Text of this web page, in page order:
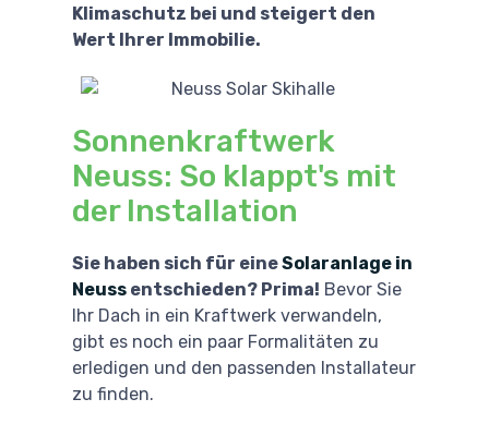
Klimaschutz bei und steigert den
Wert Ihrer Immobilie.
Sonnenkraftwerk
Neuss: So klappt's mit
der Installation
Sie haben sich für eineSolaranlage in
Neuss entschieden? Prima! Bevor Sie
Ihr Dach in ein Kraftwerk verwandeln,
gibt es noch ein paar Formalitäten zu
erledigen und den passenden Installateur
zu finden.